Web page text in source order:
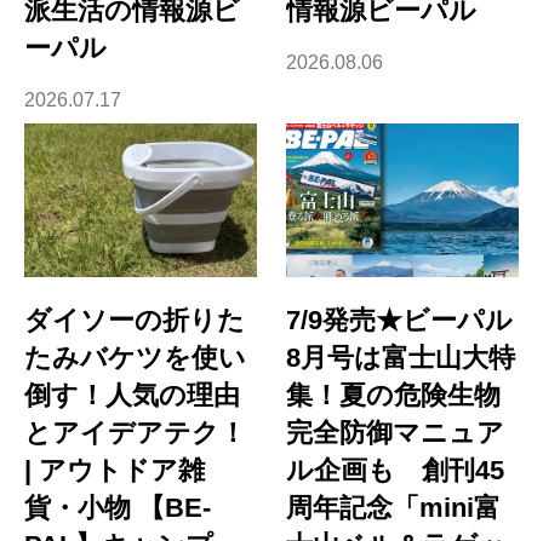
派生活の情報源ビ
ーパル
2026.07.17
情報源ビーパル
2026.08.06
ダイソーの折りた
たみバケツを使い
倒す！人気の理由
とアイデアテク！
| アウトドア雑
貨・小物 【BE-
7/9発売★ビーパル
8月号は富士山大特
集！夏の危険生物
完全防御マニュア
ル企画も 創刊45
周年記念「mini富